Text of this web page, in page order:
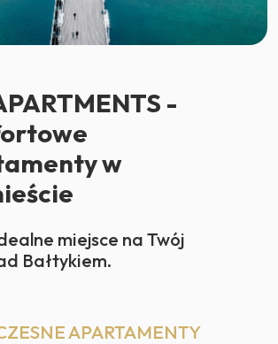
-
w
miejsce na Twój
Bałtykiem.
APARTAMENTY